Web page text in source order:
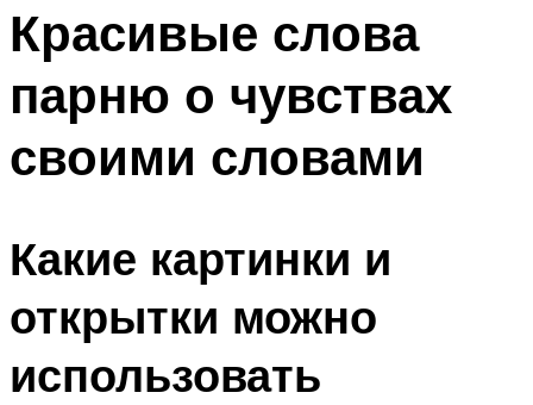
Красивые слова
парню о чувствах
своими словами
Какие картинки и
открытки можно
использовать